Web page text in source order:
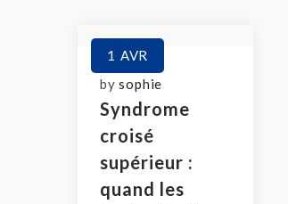
1 AVR
bysophie
Syndrome
croisé
supérieur :
quand les